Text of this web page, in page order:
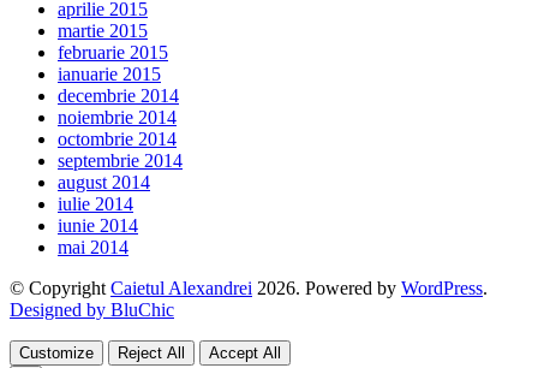
aprilie 2015
martie 2015
februarie 2015
ianuarie 2015
decembrie 2014
noiembrie 2014
octombrie 2014
septembrie 2014
august 2014
iulie 2014
iunie 2014
mai 2014
© Copyright Caietul Alexandrei 2026. Powered by WordPress.
Designed by BluChic
Customize Reject All
Accept All